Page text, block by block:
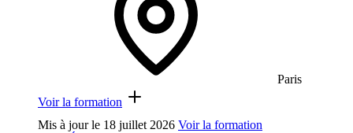
Paris
Voir la formation
Mis à jour le 18 juillet 2026 Voir la formation